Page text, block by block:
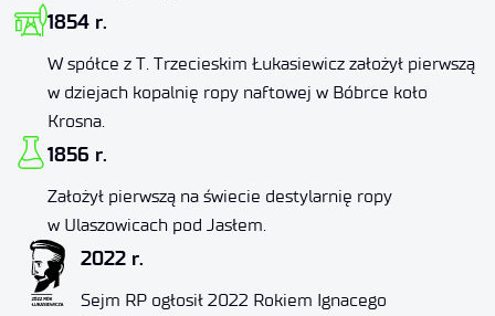
1854 r.
W spółce z T. Trzecieskim Łukasiewicz założył pierwszą
w dziejach kopalnię ropy naftowej w Bóbrce koło
Krosna.
1856 r.
Założył pierwszą na świecie destylarnię ropy
w Ulaszowicach pod Jasłem.
2022 r.
Sejm RP ogłosił 2022 Rokiem Ignacego